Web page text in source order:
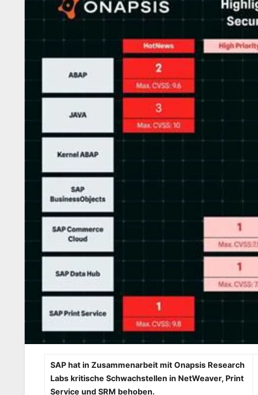
SAP hat in Zusammenarbeit mit Onapsis Research
Labs kritische Schwachstellen in NetWeaver, Print
Service und SRM behoben.